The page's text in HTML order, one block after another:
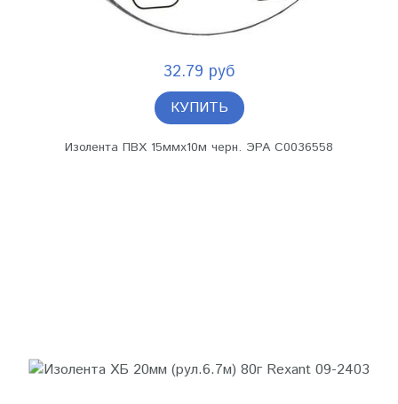
32.79 руб
КУПИТЬ
Изолента ПВХ 15ммх10м черн. ЭРА C0036558